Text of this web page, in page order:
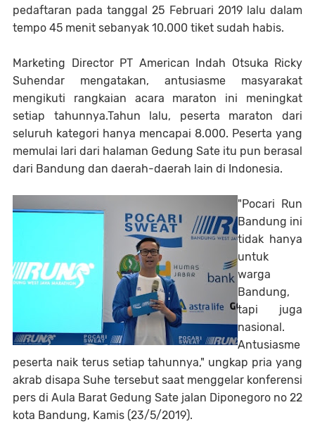
pedaftaran pada tanggal 25 Februari 2019 lalu dalam
tempo 45 menit sebanyak 10.000 tiket sudah habis.
Marketing Director PT American Indah Otsuka Ricky
Suhendar mengatakan, antusiasme masyarakat
mengikuti rangkaian acara maraton ini meningkat
setiap tahunnya.Tahun lalu, peserta maraton dari
seluruh kategori hanya mencapai 8.000. Peserta yang
memulai lari dari halaman Gedung Sate itu pun berasal
dari Bandung dan daerah-daerah lain di Indonesia.
"Pocari Run
Bandung ini
tidak hanya
untuk
warga
Bandung,
tapi juga
nasional.
Antusiasme
peserta naik terus setiap tahunnya," ungkap pria yang
akrab disapa Suhe tersebut saat menggelar konferensi
pers di Aula Barat Gedung Sate jalan Diponegoro no 22
kota Bandung, Kamis (23/5/2019).